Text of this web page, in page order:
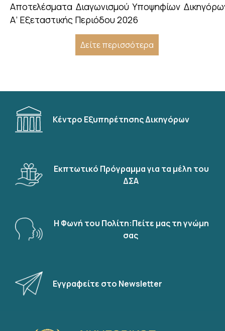
Αποτελέσματα Διαγωνισμού Υποψηφίων
Α’ Εξεταστικής Περιόδου 2026
Δείτε περισσότερα
Κέντρο Εξυπηρέτησης Δικηγόρων
Εκπτωτικό Πρόγραμμα για τα μέλη του
ΔΣΑ
Η Φωνή του Πολίτη:Πείτε μας τη γνώμη
σας
Εγγραφείτε στο Newsletter